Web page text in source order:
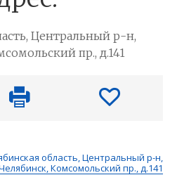
Центральный р-н,
пр., д.141
область, Центральный р-н,
Комсомольский пр., д.141